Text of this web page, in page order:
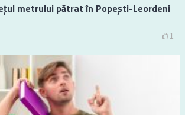
metrului pătrat în Popești-Leordeni
1